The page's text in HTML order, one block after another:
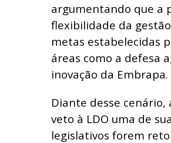
argumentando que a
flexibilidade da
metas estabelecidas
áreas como a defesa
inovação da Embrapa.
Diante desse
veto à LDO uma de
legislativos forem